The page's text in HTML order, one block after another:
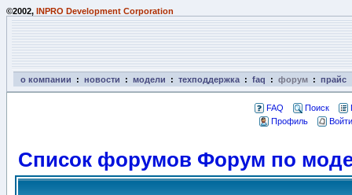
©2002, INPRO Development Corporation
о компании : новости : модели : техподдержка : faq : форум : прайс
FAQ Поиск
Профиль
Список форумов Форум по